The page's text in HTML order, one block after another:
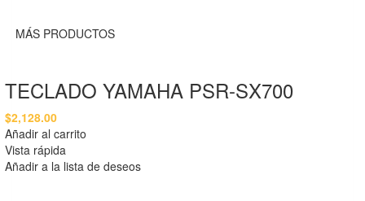
MÁS PRODUCTOS
TECLADO YAMAHA PSR-SX700
$2,128.00
Añadir al carrito
Vista rápida
Añadir a la lista de deseos